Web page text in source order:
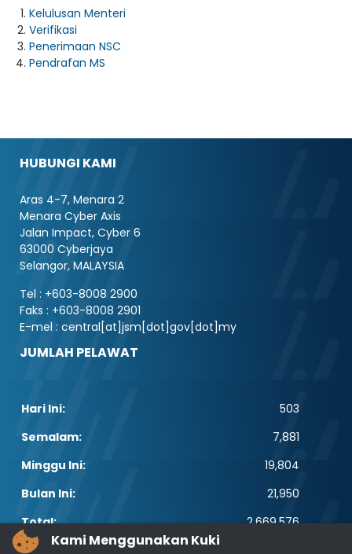
Kelulusan Menteri
Verifikasi
Penerimaan NSC
Pendrafan MS
HUBUNGI KAMI
Aras 4-7, Menara 2
Menara Cyber Axis
Jalan Impact, Cyber 6
63000 Cyberjaya
Selangor, MALAYSIA
Tel : +603-8008 2900
Faks : +603-8008 2901
E-mel : central[at]jsm[dot]gov[dot]my
JUMLAH PELAWAT
Hari Ini:
503
Semalam:
7,881
Minggu Ini:
19,804
Bulan Ini:
21,950
Total:
2,669,576
PAUTAN POPULAR
Kami Menggunakan Kuki